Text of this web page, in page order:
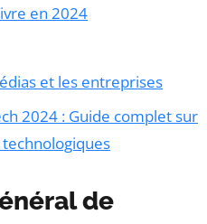
en 2024
et les entreprises
2024 : Guide complet sur
de